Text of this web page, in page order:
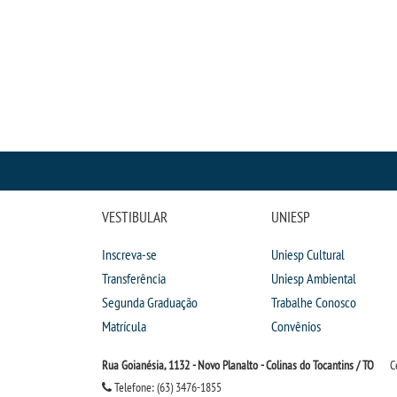
VESTIBULAR
Inscreva-se
Transferência
Segunda Graduação
Matrícula
UNIESP
Uniesp Cultural
Uniesp Ambiental
Trabalhe Conosco
Convênios
Rua Goianésia, 1132 - Novo Planalto - Colinas do Tocantins / TO
Telefone: (63) 3476-1855